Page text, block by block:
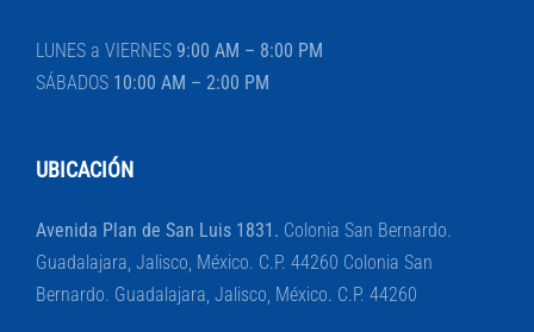
LUNES a VIERNES 9:00 AM – 8:00 PM
SÁBADOS 10:00 AM – 2:00 PM
UBICACIÓN
Avenida Plan de San Luis 1831. Colonia San Bernardo.
Guadalajara, Jalisco, México. C.P. 44260 Colonia San
Bernardo. Guadalajara, Jalisco, México. C.P. 44260